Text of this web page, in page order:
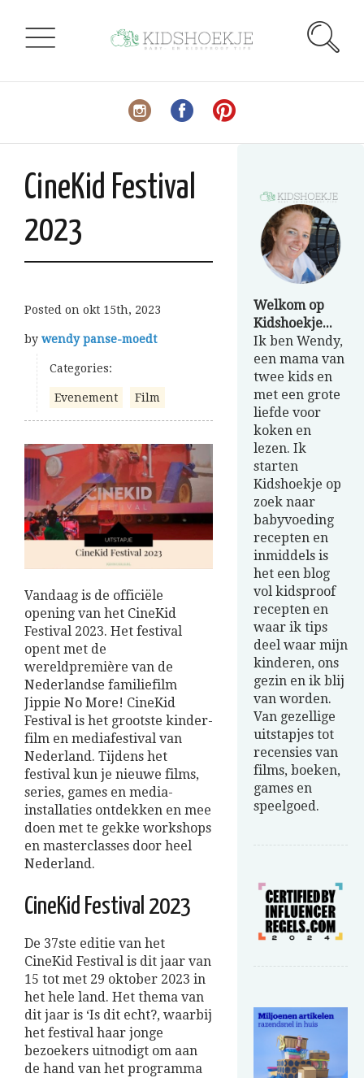
CineKid Festival
2023
Posted on okt 15th, 2023
by wendy panse-moedt
Categories:
Evenement Film
Vandaag is de officiële
opening van het CineKid
Festival 2023. Het festival
opent met de
wereldpremière van de
Nederlandse familiefilm
Jippie No More! CineKid
Festival is het grootste kinder-
film en mediafestival van
Nederland. Tijdens het
festival kun je nieuwe films,
series, games en media-
installaties ontdekken en mee
doen met te gekke workshops
en masterclasses door heel
Nederland.
CineKid Festival 2023
De 37ste editie van het
CineKid Festival is dit jaar van
15 tot met 29 oktober 2023 in
het hele land. Het thema van
dit jaar is ‘Is dit echt?, waarbij
het festival haar jonge
bezoekers uitnodigt om aan
de hand van het programma
Welkom op
Kidshoekje...
Ik ben Wendy,
een mama van
twee kids en
met een grote
liefde voor
koken en
lezen. Ik
starten
Kidshoekje op
zoek naar
babyvoeding
recepten en
inmiddels is
het een blog
vol kidsproof
recepten en
waar ik tips
deel waar mijn
kinderen, ons
gezin en ik blij
van worden.
Van gezellige
uitstapjes tot
recensies van
films, boeken,
games en
speelgoed.